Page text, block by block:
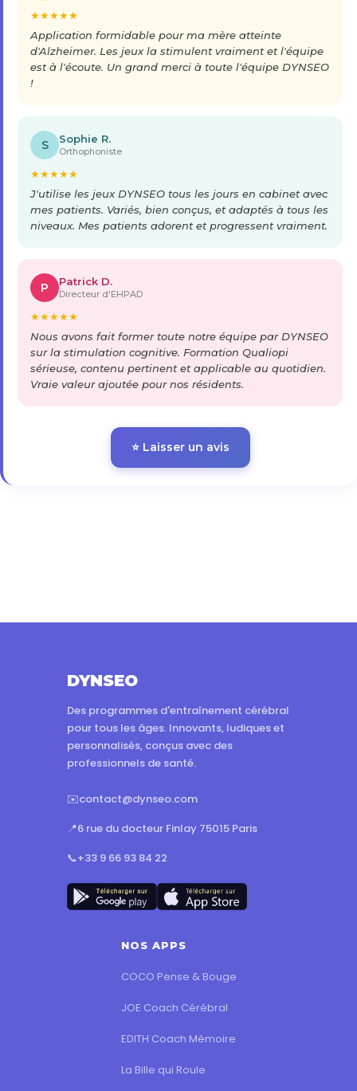
★★★★★
Application formidable pour ma mère atteinte
d'Alzheimer. Les jeux la stimulent vraiment et l'équipe
est à l'écoute. Un grand merci à toute l'équipe DYNSEO
!
S Sophie R.
Orthophoniste
★★★★★
J'utilise les jeux DYNSEO tous les jours en cabinet avec
mes patients. Variés, bien conçus, et adaptés à tous les
niveaux. Mes patients adorent et progressent vraiment.
P Patrick D.
Directeur d'EHPAD
★★★★★
Nous avons fait former toute notre équipe par DYNSEO
sur la stimulation cognitive. Formation Qualiopi
sérieuse, contenu pertinent et applicable au quotidien.
Vraie valeur ajoutée pour nos résidents.
⭐ Laisser un avis
DYNSEO
Des programmes d'entraînement cérébral
pour tous les âges. Innovants, ludiques et
personnalisés, conçus avec des
professionnels de santé.
✉️contact@dynseo.com
📍6 rue du docteur Finlay 75015 Paris
📞+33 9 66 93 84 22
NOS APPS
COCO Pense & Bouge
JOE Coach Cérébral
EDITH Coach Mémoire
La Bille qui Roule